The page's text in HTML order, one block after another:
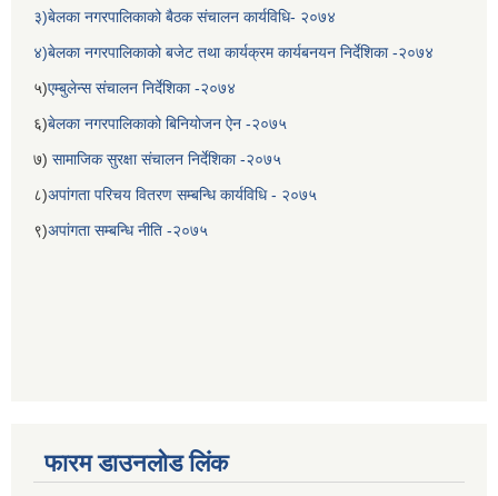
३)बेलका नगरपालिकाको बैठक संचालन कार्यविधि- २०७४
४)बेलका नगरपालिकाको बजेट तथा कार्यक्रम कार्यबनयन निर्देशिका -२०७४
५)एम्बुलेन्स संचालन निर्देशिका -२०७४
६)बेलका नगरपालिकाको बिनियोजन ऐन -२०७५
७) सामाजिक सुरक्षा संचालन निर्देशिका -२०७५
८)अपांगता परिचय वितरण सम्बन्धि कार्यविधि - २०७५
९)अपांगता सम्बन्धि नीति -२०७५
फारम डाउनलोड लिंक